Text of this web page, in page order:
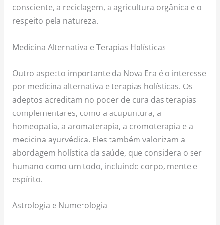
consciente, a reciclagem, a agricultura orgânica e o
respeito pela natureza.
Medicina Alternativa e Terapias Holísticas
Outro aspecto importante da Nova Era é o interesse
por medicina alternativa e terapias holísticas. Os
adeptos acreditam no poder de cura das terapias
complementares, como a acupuntura, a
homeopatia, a aromaterapia, a cromoterapia e a
medicina ayurvédica. Eles também valorizam a
abordagem holística da saúde, que considera o ser
humano como um todo, incluindo corpo, mente e
espírito.
Astrologia e Numerologia